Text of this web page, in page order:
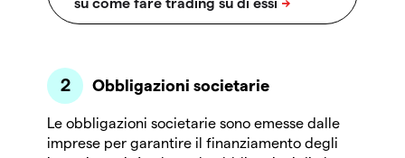
Obbligazioni societarie
Le obbligazioni societarie sono emesse dalle
imprese per garantire il finanziamento degli